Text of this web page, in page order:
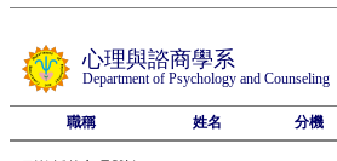
心理與諮商學系
Department of Psychology and Counseling
職稱 姓名 分機